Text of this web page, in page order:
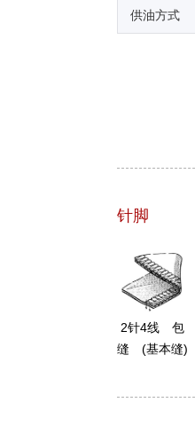
供油方式
针脚
2针4线 包
缝 (基本缝)